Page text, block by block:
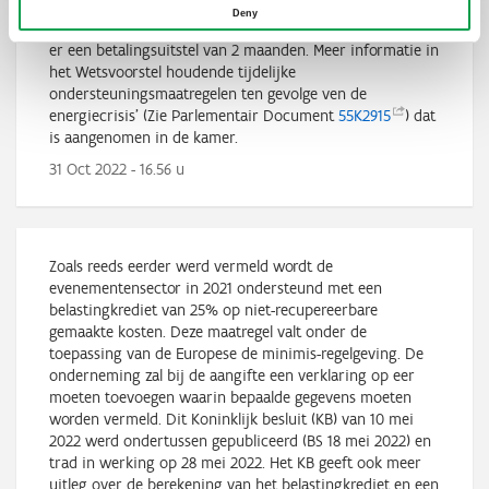
Deny
belasting niet-inwoners en de rechtspersonenbelasting -
aanslagjaar2022
. Ook voor de bedrijfsvoorheffing geldt
er een betalingsuitstel van 2 maanden. Meer informatie in
het Wetsvoorstel houdende tijdelijke
ondersteuningsmaatregelen ten gevolge ven de
energiecrisis' (Zie Parlementair Document55K2915
) dat
is aangenomen in de kamer.
31 Oct 2022 - 16.56 u
Zoals reeds eerder werd vermeld wordt de
evenementensector in 2021 ondersteund met een
belastingkrediet van 25% op niet-recupereerbare
gemaakte kosten. Deze maatregel valt onder de
toepassing van de Europese de minimis-regelgeving. De
onderneming zal bij de aangifte een verklaring op eer
moeten toevoegen waarin bepaalde gegevens moeten
worden vermeld. Dit Koninklijk besluit (KB) van 10 mei
2022 werd ondertussen gepubliceerd (BS 18 mei 2022) en
trad in werking op 28 mei 2022. Het KB geeft ook meer
uitleg over de berekening van het belastingkrediet en een